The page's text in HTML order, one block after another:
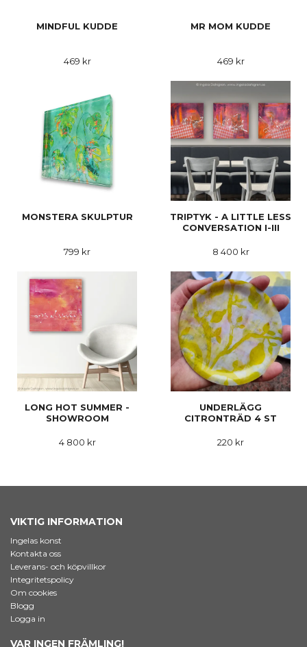
MINDFUL KUDDE
469 kr
MR MOM KUDDE
469 kr
MONSTERA SKULPTUR
799 kr
TRIPTYK - A LITTLE LESS
CONVERSATION I-III
8 400 kr
LONG HOT SUMMER -
SHOWROOM
4 800 kr
UNDERLÄGG
CITRONTRÄD 4 ST
220 kr
VIKTIG INFORMATION
Ingelas konst
Kontakta oss
Leverans- och köpvillkor
Integritetspolicy
Om cookies
Blogg
Logga in
VAR INGEN FRÄMLING!